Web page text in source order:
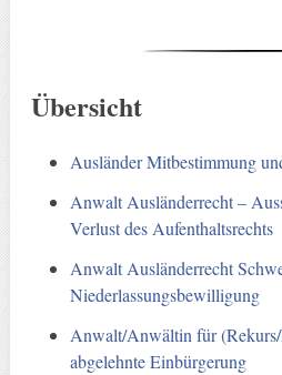
Übersicht
Ausländer Mitbestimmung
Anwalt Ausländerrecht –
Verlust des Aufenthaltsrechts
Anwalt Ausländerrecht
Niederlassungsbewilligung
Anwalt/Anwältin für (Rekurs/
abgelehnte Einbürgerung